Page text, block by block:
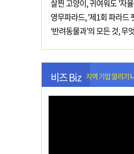
살찐 고양이, 귀여워도 '자
영무파라드, '제1회 파라드
‘반려동물과’의 모든 것, 무
비즈 Biz 지역 기업 알리기